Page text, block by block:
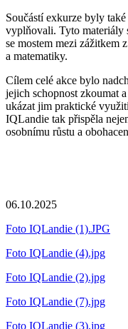
Součástí exkurze byly
vyplňovali. Tyto materiály
se mostem mezi
a matematiky.
Cílem celé akce bylo
jejich schopnost zkoumat
ukázat jim praktické
IQLandie tak přispěla
osobnímu růstu a
06.10.2025
Foto IQLandie (1).JPG
Foto IQLandie (4).jpg
Foto IQLandie (2).jpg
Foto IQLandie (7).jpg
Foto IQLandie (3).jpg